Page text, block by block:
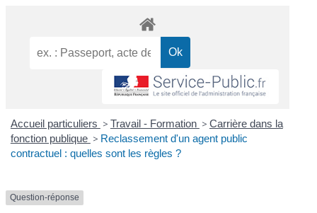
Accueil particuliers > Travail - Formation > Carrière dans la
fonction publique > Reclassement d'un agent public
contractuel : quelles sont les règles ?
Question-réponse